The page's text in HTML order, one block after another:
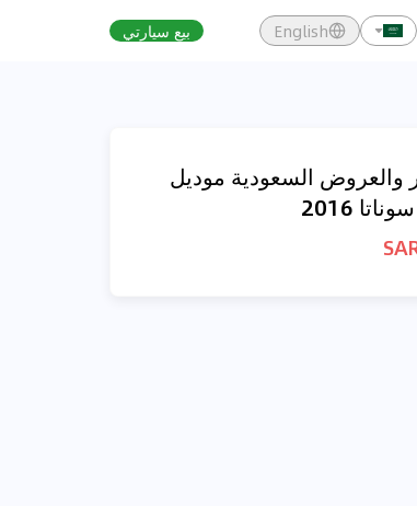
English بيع سيارتي
والعروض السعودية موديل
2016